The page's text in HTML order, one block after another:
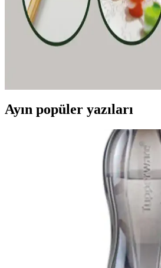
Palmiye Hobi Sanat ve
Sayılarla Boyama Setlerinin
İki farklı sayılarla boyama seti olan
Ayın popüler yazıları